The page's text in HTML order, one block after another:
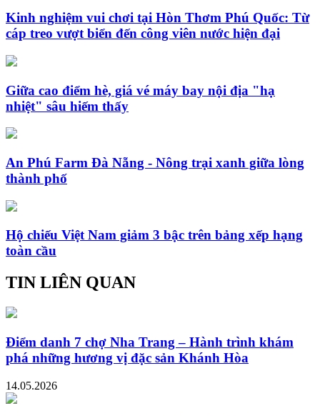
Kinh nghiệm vui chơi tại Hòn Thơm Phú Quốc: Từ
cáp treo vượt biển đến công viên nước hiện đại
Giữa cao điểm hè, giá vé máy bay nội địa "hạ
nhiệt" sâu hiếm thấy
An Phú Farm Đà Nẵng - Nông trại xanh giữa lòng
thành phố
Hộ chiếu Việt Nam giảm 3 bậc trên bảng xếp hạng
toàn cầu
TIN LIÊN QUAN
Điểm danh 7 chợ Nha Trang – Hành trình khám
phá những hương vị đặc sản Khánh Hòa
14.05.2026